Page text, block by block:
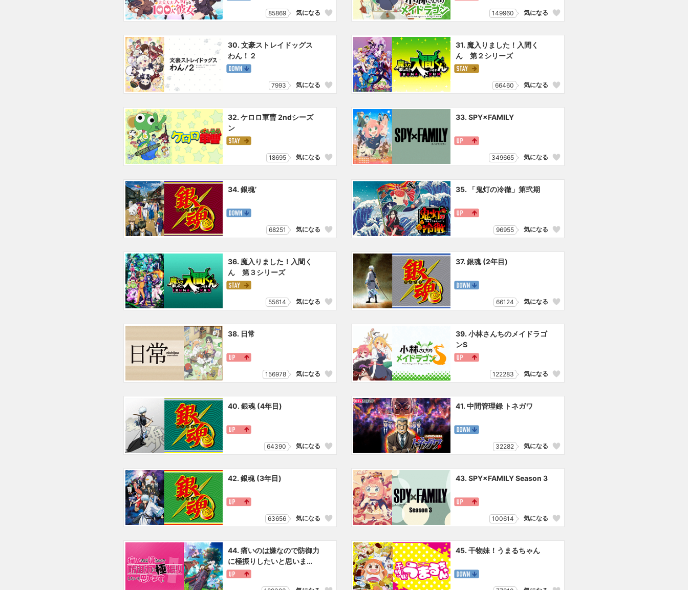
85869 気になる 149960 気になる
30. 文豪ストレイドッグス
わん！２
7993 気になる
31. 魔入りました！入間く
ん 第２シリーズ
66460 気になる
32. ケロロ軍曹 2ndシーズ
ン
18695 気になる
33. SPY×FAMILY
349665 気になる
34. 銀魂’
68251 気になる
35. 「鬼灯の冷徹」第弐期
96955 気になる
36. 魔入りました！入間く
ん 第３シリーズ
55614 気になる
37. 銀魂 (2年目)
66124 気になる
38. 日常
156978 気になる
39. 小林さんちのメイドラゴ
ンS
122283 気になる
40. 銀魂 (4年目)
64390 気になる
41. 中間管理録 トネガワ
32282 気になる
42. 銀魂 (3年目)
63656 気になる
43. SPY×FAMILY Season 3
100614 気になる
44. 痛いのは嫌なので防御力
に極振りしたいと思いま
す。
45. 干物妹！うまるちゃん